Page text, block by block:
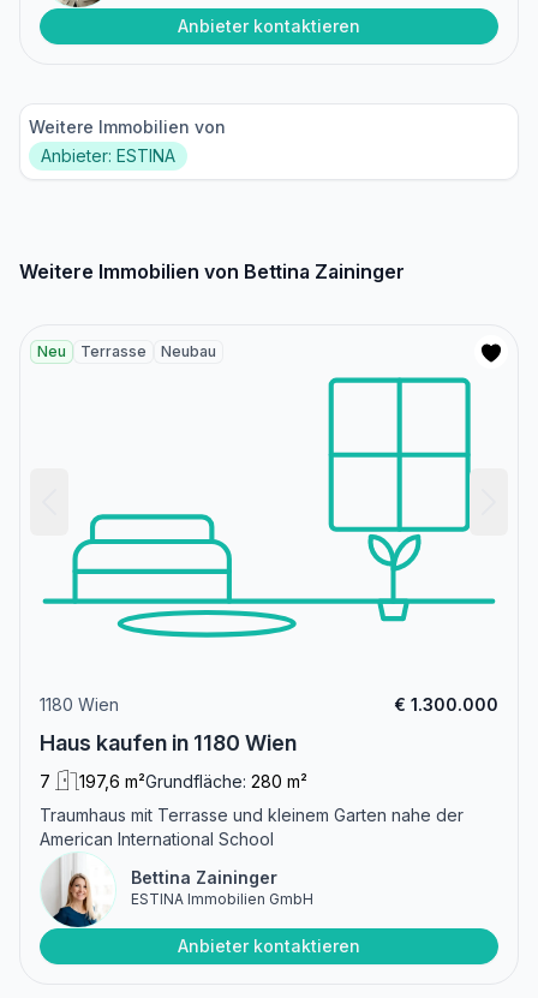
Anbieter kontaktieren
Weitere Immobilien von
Anbieter: ESTINA
Weitere Immobilien von Bettina Zaininger
Neu Terrasse Neubau
1180 Wien € 1.300.000
Haus kaufen in 1180 Wien
7 197,6 m²Grundfläche: 280 m²
Traumhaus mit Terrasse und kleinem Garten nahe der
American International School
Bettina Zaininger
ESTINA Immobilien GmbH
Anbieter kontaktieren